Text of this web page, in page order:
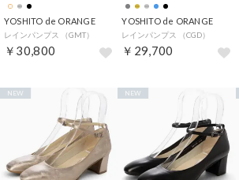
YOSHITO de ORANGE
レインパンプス （GMT）
￥30,800
YOSHITO de ORANGE
レインパンプス （CGD）
￥29,700
NEW NEW